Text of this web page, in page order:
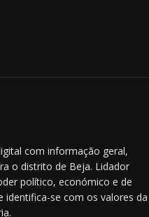
com informação geral,
o distrito de Beja. Lidador
político, económico e de
identifica-se com os valores da